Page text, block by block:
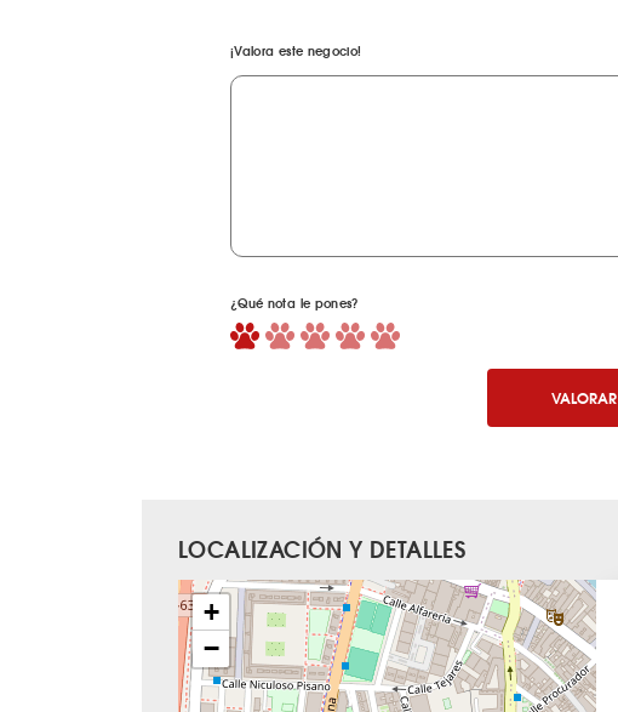
¡Valora este negocio!
¿Qué nota le pones?
VALORAR
LOCALIZACIÓN Y DETALLES
+
−